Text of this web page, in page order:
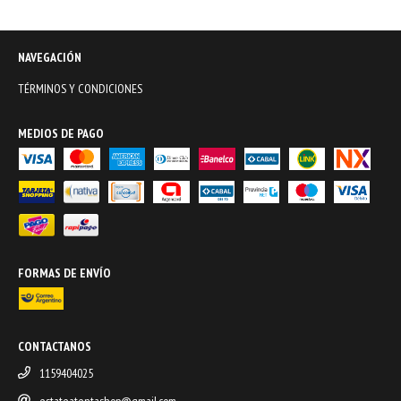
NAVEGACIÓN
TÉRMINOS Y CONDICIONES
MEDIOS DE PAGO
FORMAS DE ENVÍO
CONTACTANOS
1159404025